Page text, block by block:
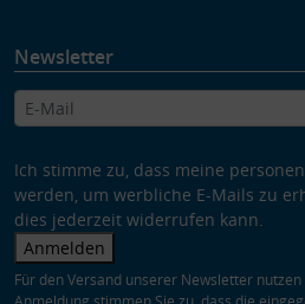
Newsletter
Ich stimme zu, dass meine
werden, um werbliche E-Mails zu
dies jederzeit widerrufen kann.
Anmelden
Für den Versand unserer Newsletter